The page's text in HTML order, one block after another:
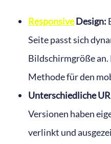
ResponsiveDesign:
Seite passt sich
Bildschirmgröße
Methode für den
Unterschiedliche
Versionen haben
verlinkt und